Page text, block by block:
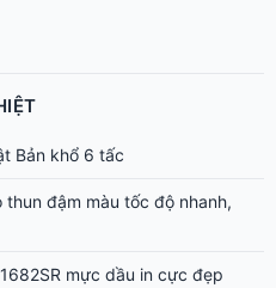
Bản khổ 6 tấc
thun đậm màu tốc độ nhanh,
mực dầu in cực đẹp